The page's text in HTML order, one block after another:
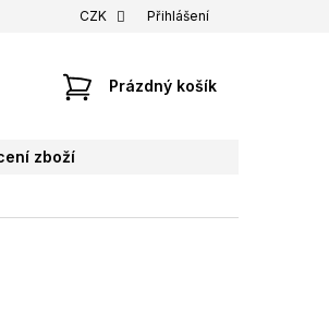
CZK Přihlášení
NÁKUPNÍ
Prázdný košík
zboží